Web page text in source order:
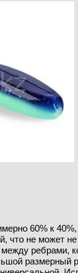
60% к
что не может
между ребрами,
размерный